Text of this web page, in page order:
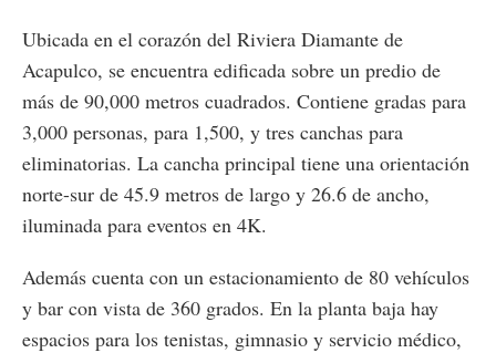
Ubicada en el corazón del Riviera Diamante de
Acapulco, se encuentra edificada sobre un predio de
más de 90,000 metros cuadrados. Contiene gradas para
3,000 personas, para 1,500, y tres canchas para
eliminatorias. La cancha principal tiene una orientación
norte-sur de 45.9 metros de largo y 26.6 de ancho,
iluminada para eventos en 4K.
Además cuenta con un estacionamiento de 80 vehículos
y bar con vista de 360 grados. En la planta baja hay
espacios para los tenistas, gimnasio y servicio médico,